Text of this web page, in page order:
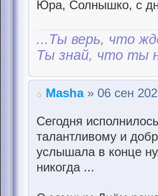
Юра, Солнышко, с
...Ты верь, что
Ты знай, что ты
Masha» 06 сен
Сегодня
талантливому и
услышала в конце
никогда ...